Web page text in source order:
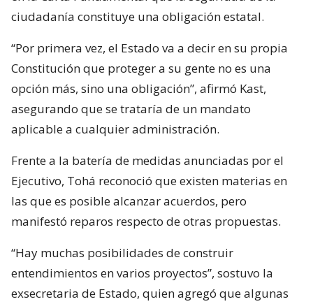
ciudadanía constituye una obligación estatal.
“Por primera vez, el Estado va a decir en su propia
Constitución que proteger a su gente no es una
opción más, sino una obligación”, afirmó Kast,
asegurando que se trataría de un mandato
aplicable a cualquier administración.
Frente a la batería de medidas anunciadas por el
Ejecutivo, Tohá reconoció que existen materias en
las que es posible alcanzar acuerdos, pero
manifestó reparos respecto de otras propuestas.
“Hay muchas posibilidades de construir
entendimientos en varios proyectos”, sostuvo la
exsecretaria de Estado, quien agregó que algunas